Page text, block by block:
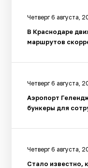
Четверг 6 августа,
В Краснодаре
маршрутов
Четверг 6 августа,
Аэропорт
бункеры для
Четверг 6 августа,
Стало известно,